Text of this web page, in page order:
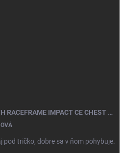
DETSKÝ CHRÁNIČ - FOX YOUTH RACEFRAME IMPACT CE CHEST GUARD
pod tričko, dobre sa v ňom pohybuje.